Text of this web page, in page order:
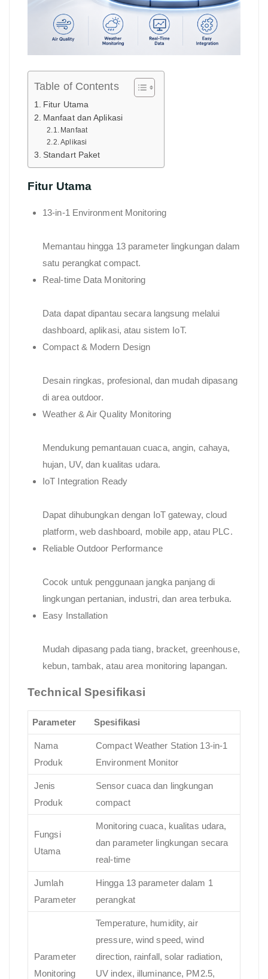
Table of Contents
Fitur Utama
Manfaat dan Aplikasi
Manfaat
Aplikasi
Standart Paket
Fitur Utama
13-in-1 Environment Monitoring
Memantau hingga 13 parameter lingkungan dalam
satu perangkat compact.
Real-time Data Monitoring
Data dapat dipantau secara langsung melalui
dashboard, aplikasi, atau sistem IoT.
Compact & Modern Design
Desain ringkas, profesional, dan mudah dipasang
di area outdoor.
Weather & Air Quality Monitoring
Mendukung pemantauan cuaca, angin, cahaya,
hujan, UV, dan kualitas udara.
IoT Integration Ready
Dapat dihubungkan dengan IoT gateway, cloud
platform, web dashboard, mobile app, atau PLC.
Reliable Outdoor Performance
Cocok untuk penggunaan jangka panjang di
lingkungan pertanian, industri, dan area terbuka.
Easy Installation
Mudah dipasang pada tiang, bracket, greenhouse,
kebun, tambak, atau area monitoring lapangan.
Technical Spesifikasi
Parameter Spesifikasi
Nama
Produk
Compact Weather Station 13-in-1
Environment Monitor
Jenis
Produk
Sensor cuaca dan lingkungan
compact
Fungsi
Utama
Monitoring cuaca, kualitas udara,
dan parameter lingkungan secara
real-time
Jumlah
Parameter
Hingga 13 parameter dalam 1
perangkat
Parameter
Monitoring
Temperature, humidity, air
pressure, wind speed, wind
direction, rainfall, solar radiation,
UV index, illuminance, PM2.5,